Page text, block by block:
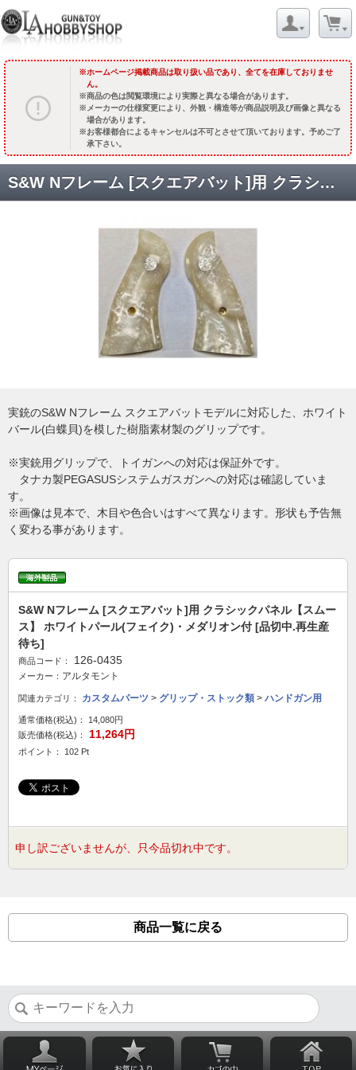
ホームページ掲載商品は取り扱い品であり、全てを在庫しておりませ
ん。
商品の色は閲覧環境により実際と異なる場合があります。
メーカーの仕様変更により、外観・構造等が商品説明及び画像と異なる
場合があります。
お客様都合によるキャンセルは不可とさせて頂いております。予めご了
承下さい。
S&W Nフレーム [スクエアバット]用 クラシックパネル【スムース】 ホワイトパール(フェイク)・メダリオン付 [品切中.再生産待ち]
実銃のS&W Nフレーム スクエアバットモデルに対応した、ホワイト
バール(白蝶貝)を模した樹脂素材製のグリップです。
※実銃用グリップで、トイガンへの対応は保証外です。
タナカ製PEGASUSシステムガスガンへの対応は確認していま
す。
※画像は見本で、木目や色合いはすべて異なります。形状も予告無
く変わる事があります。
S&W Nフレーム [スクエアバット]用 クラシックパネル【スムー
ス】 ホワイトパール(フェイク)・メダリオン付 [品切中.再生産
待ち]
商品コード： 126-0435
メーカー： アルタモント
関連カテゴリ： カスタムパーツ > グリップ・ストック類 > ハンドガン用
通常価格(税込)：
14,080円
販売価格(税込)：
11,264円
ポイント： 102 Pt
申し訳ございませんが、只今品切れ中です。
商品一覧に戻る